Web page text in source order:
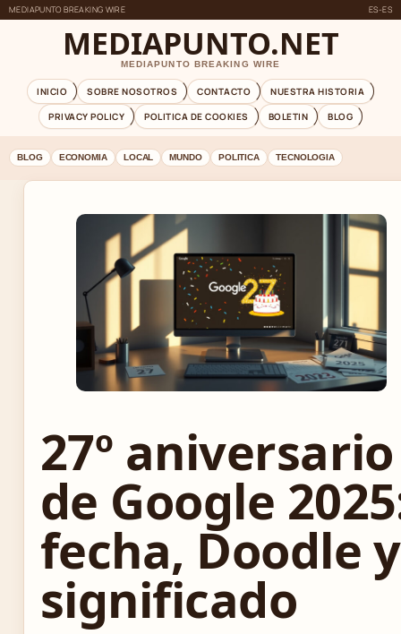
MEDIAPUNTO BREAKING WIRE ES-ES
MEDIAPUNTO.NET
MEDIAPUNTO BREAKING WIRE
INICIO SOBRE NOSOTROS CONTACTO
NUESTRA HISTORIA
PRIVACY POLICY
POLITICA DE COOKIES BOLETIN BLOG
BLOG ECONOMIA LOCAL MUNDO POLITICA TECNOLOGIA
27º aniversario
de Google
fecha, Doodle y
significado